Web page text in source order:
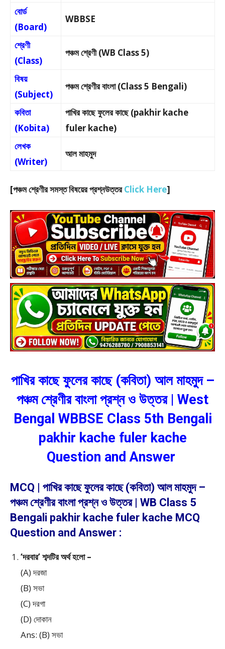
বোর্ড
(Board)
WBBSE
শ্রেণী
(Class)
পঞ্চম শ্রেণী (WB Class 5)
বিষয়
(Subject)
পঞ্চম শ্রেণীর বাংলা (Class 5 Bengali)
কবিতা
(Kobita)
পাখির কাছে ফুলের কাছে (pakhir kache
fuler kache)
লেখক
(Writer)
আল মাহমুদ
[পঞ্চম শ্রেণীর সমস্ত বিষয়ের প্রশ্নউত্তর Click Here]
পাখির কাছে ফুলের কাছে (কবিতা) আল মাহমুদ –
পঞ্চম শ্রেণীর বাংলা প্রশ্ন ও উত্তর | West
Bengal WBBSE Class 5th Bengali
pakhir kache fuler kache
Question and Answer
MCQ | পাখির কাছে ফুলের কাছে (কবিতা) আল মাহমুদ –
পঞ্চম শ্রেণীর বাংলা প্রশ্ন ও উত্তর | WB Class 5
Bengali pakhir kache fuler kache MCQ
Question and Answer :
‘দরবার’ শব্দটির অর্থ হলো –
(A) দরজা
(B) সভা
(C) দরগা
(D) দোকান
Ans: (B) সভা